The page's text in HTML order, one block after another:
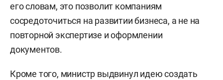
его словам, это позволит компаниям
сосредоточиться на развитии бизнеса, а не на
повторной экспертизе и оформлении
документов.
Кроме того, министр выдвинул идею создать